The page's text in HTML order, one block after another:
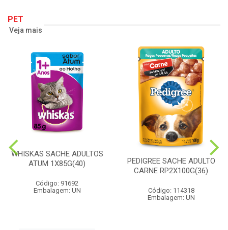
PET
Veja mais
WHISKAS SACHE ADULTOS
ATUM 1X85G(40)
Código: 91692
Embalagem: UN
PEDIGREE SACHE ADULTO
CARNE RP2X100G(36)
Código: 114318
Embalagem: UN